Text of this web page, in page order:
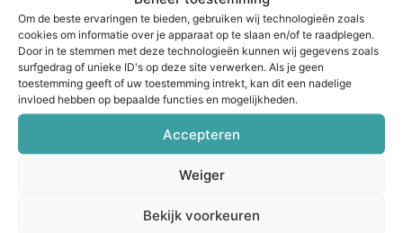
Om de beste ervaringen te bieden, gebruiken wij technologieën zoals
cookies om informatie over je apparaat op te slaan en/of te raadplegen.
Door in te stemmen met deze technologieën kunnen wij gegevens zoals
surfgedrag of unieke ID's op deze site verwerken. Als je geen
toestemming geeft of uw toestemming intrekt, kan dit een nadelige
invloed hebben op bepaalde functies en mogelijkheden.
Accepteren
Weiger
Bekijk voorkeuren
© Copyright CM Partners 2026
Bedrijfsgegevens|Algemene voorwaarden|Privacy
Policy|Cookiebeleid